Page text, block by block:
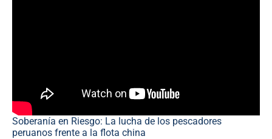
Soberanía en Riesgo: La lucha de los pescadores
peruanos frente a la flota china